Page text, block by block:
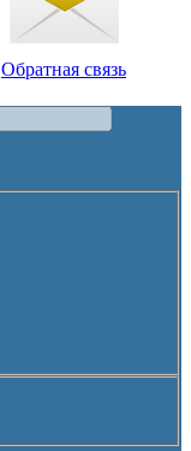
Обратная связь